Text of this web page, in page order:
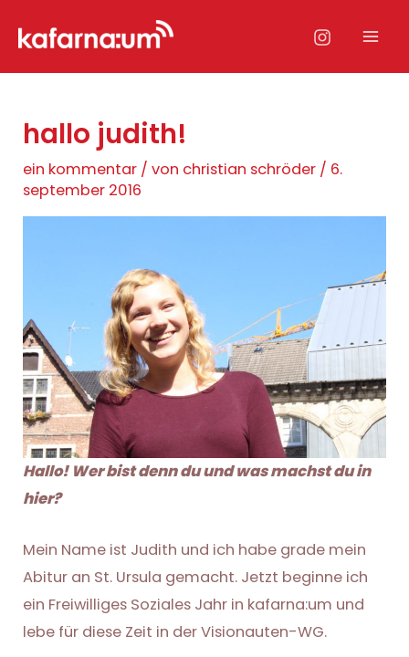
Inhalt
hallo judith!
ein kommentar / von christian schröder / 6.
september 2016
Hallo! Wer bist denn du und was machst du in
hier?
Mein Name ist Judith und ich habe grade mein
Abitur an St. Ursula gemacht. Jetzt beginne ich
ein Freiwilliges Soziales Jahr in kafarna:um und
lebe für diese Zeit in der Visionauten-WG.